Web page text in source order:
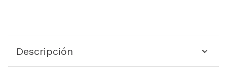
Descripción